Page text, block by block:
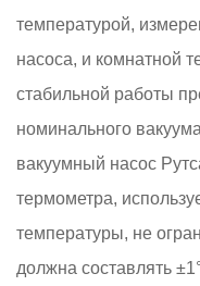
температурой,
насоса, и комнатной
стабильной работы
номинального
вакуумный насос
термометра,
температуры, не
должна составлять